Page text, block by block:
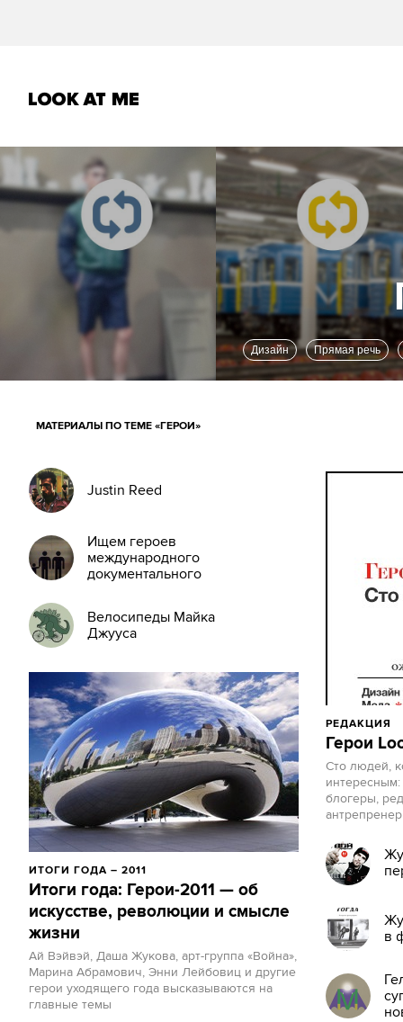
Дизайн Прямая речь
МАТЕРИАЛЫ ПО ТЕМЕ «ГЕРОИ»
Justin Reed
Ищем героев
международного
документального
Велосипеды Майка
Джууса
ИТОГИ ГОДА – 2011
Итоги года: Герои-2011 — об
искусстве, революции и смысле
жизни
Ай Вэйвэй, Даша Жукова, арт-группа «Война»,
Марина Абрамович, Энни Лейбовиц и другие
герои уходящего года высказываются на
главные темы
РЕДАКЦИЯ
Герои
Сто людей,
блогеры,
в